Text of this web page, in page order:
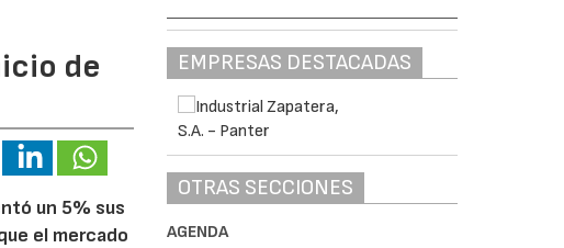
de
un 5% sus
el mercado
EMPRESAS DESTACADAS
OTRAS SECCIONES
AGENDA